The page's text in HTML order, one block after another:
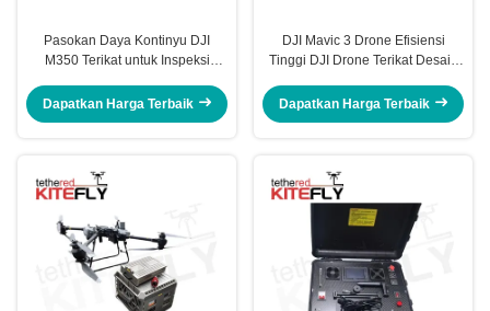
Pasokan Daya Kontinyu DJI
M350 Terikat untuk Inspeksi
Pengawasan Kitefly
Dapatkan Harga Terbaik
DJI Mavic 3 Drone Efisiensi
Tinggi DJI Drone Terikat Desain
Dapatkan Harga Terbaik